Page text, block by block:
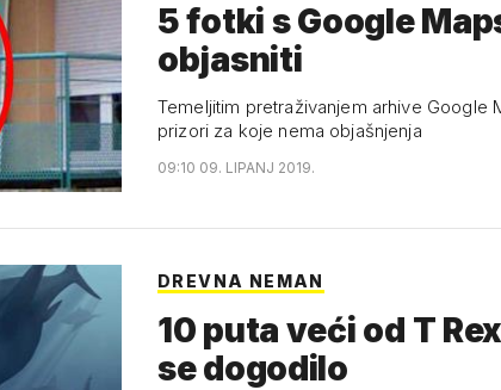
5 fotki s Google
objasniti
Temeljitim pretraživanjem arhive Google
prizori za koje nema objašnjenja
09:10 09. LIPANJ 2019.
DREVNA NEMAN
10 puta veći od T
se dogodilo